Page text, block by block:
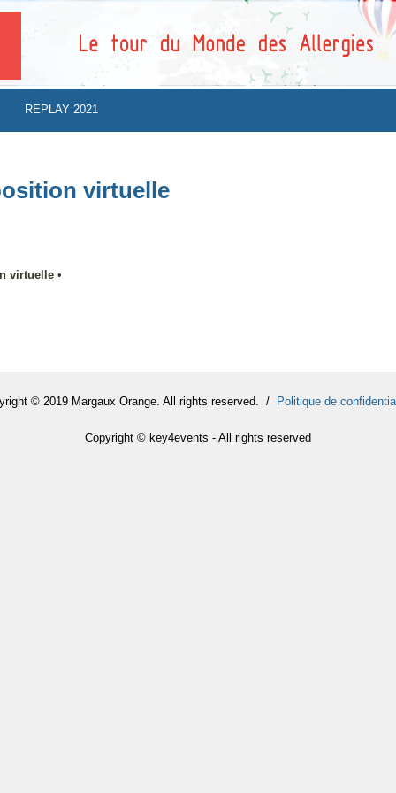
REPLAY 2021
virtuelle
virtuelle •
© 2019 Margaux Orange. All rights reserved. / Politique de
Copyright © key4events - All rights reserved